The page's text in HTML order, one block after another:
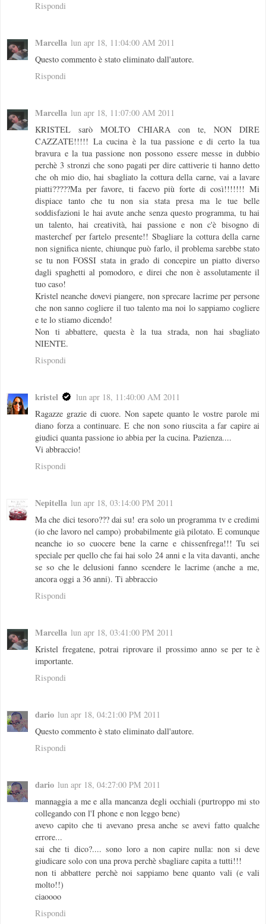
Rispondi
Marcella lun apr 18, 11:04:00 AM 2011
Questo commento è stato eliminato dall'autore.
Rispondi
Marcella lun apr 18, 11:07:00 AM 2011
KRISTEL sarò MOLTO CHIARA con te, NON DIRE
CAZZATE!!!!! La cucina è la tua passione e di certo la tua
bravura e la tua passione non possono essere messe in dubbio
perchè 3 stronzi che sono pagati per dire cattiverie ti hanno detto
che oh mio dio, hai sbagliato la cottura della carne, vai a lavare
piatti?????Ma per favore, ti facevo più forte di così!!!!!!! Mi
dispiace tanto che tu non sia stata presa ma le tue belle
soddisfazioni le hai avute anche senza questo programma, tu hai
un talento, hai creatività, hai passione e non c'è bisogno di
masterchef per fartelo presente!! Sbagliare la cottura della carne
non significa niente, chiunque può farlo, il problema sarebbe stato
se tu non FOSSI stata in grado di concepire un piatto diverso
dagli spaghetti al pomodoro, e direi che non è assolutamente il
tuo caso!
Kristel neanche dovevi piangere, non sprecare lacrime per persone
che non sanno cogliere il tuo talento ma noi lo sappiamo cogliere
e te lo stiamo dicendo!
Non ti abbattere, questa è la tua strada, non hai sbagliato
NIENTE.
Rispondi
kristel
lun apr 18, 11:40:00 AM 2011
Ragazze grazie di cuore. Non sapete quanto le vostre parole mi
diano forza a continuare. E che non sono riuscita a far capire ai
giudici quanta passione io abbia per la cucina. Pazienza....
Vi abbraccio!
Rispondi
Nepitella lun apr 18, 03:14:00 PM 2011
Ma che dici tesoro??? dai su! era solo un programma tv e credimi
(io che lavoro nel campo) probabilmente già pilotato. E comunque
neanche io so cuocere bene la carne e chissenfrega!!! Tu sei
speciale per quello che fai hai solo 24 anni e la vita davanti, anche
se so che le delusioni fanno scendere le lacrime (anche a me,
ancora oggi a 36 anni). Ti abbraccio
Rispondi
Marcella lun apr 18, 03:41:00 PM 2011
Kristel fregatene, potrai riprovare il prossimo anno se per te è
importante.
Rispondi
dario lun apr 18, 04:21:00 PM 2011
Questo commento è stato eliminato dall'autore.
Rispondi
dario lun apr 18, 04:27:00 PM 2011
mannaggia a me e alla mancanza degli occhiali (purtroppo mi sto
collegando con l'I phone e non leggo bene)
avevo capito che ti avevano presa anche se avevi fatto qualche
errore...
sai che ti dico?.... sono loro a non capire nulla: non si deve
giudicare solo con una prova perchè sbagliare capita a tutti!!!
non ti abbattere perchè noi sappiamo bene quanto vali (e vali
molto!!)
ciaoooo
Rispondi